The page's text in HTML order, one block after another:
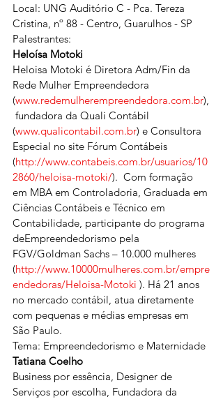
Local: UNG Auditório C - Pca. Tereza
Cristina, nº 88 - Centro, Guarulhos - SP
Palestrantes:
Heloísa Motoki
Heloisa Motoki é Diretora Adm/Fin da
Rede Mulher Empreendedora
(www.redemulherempreendedora.com.br),
fundadora da Quali Contábil
(www.qualicontabil.com.br) e Consultora
Especial no site Fórum Contábeis
(http://www.contabeis.com.br/usuarios/10
2860/heloisa-motoki/).  Com formação
em MBA em Controladoria, Graduada em
Ciências Contábeis e Técnico em
Contabilidade, participante do programa
deEmpreendedorismo pela
FGV/Goldman Sachs – 10.000 mulheres
(http://www.10000mulheres.com.br/empre
endedoras/Heloisa-Motoki ). Há 21 anos
no mercado contábil, atua diretamente
com pequenas e médias empresas em
São Paulo.
Tema: Empreendedorismo e Maternidade
Tatiana Coelho
Business por essência, Designer de
Serviços por escolha, Fundadora da